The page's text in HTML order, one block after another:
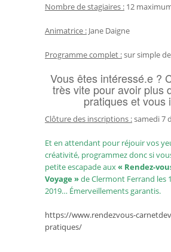
Nombre de stagiaires : 12
Animatrice : Jane Daigne
Programme complet :sur simple
Vous êtes intéressé.e ?
très vite pour avoir plus
pratiques et vous
Clôture des inscriptions :samedi 7
Et en attendant pour réjouir vos
créativité, programmez donc si
petite escapade aux« Rendez-
Voyage »de Clermont Ferrand les
2019… Émerveillements garantis.
https://www.rendezvous-
pratiques/